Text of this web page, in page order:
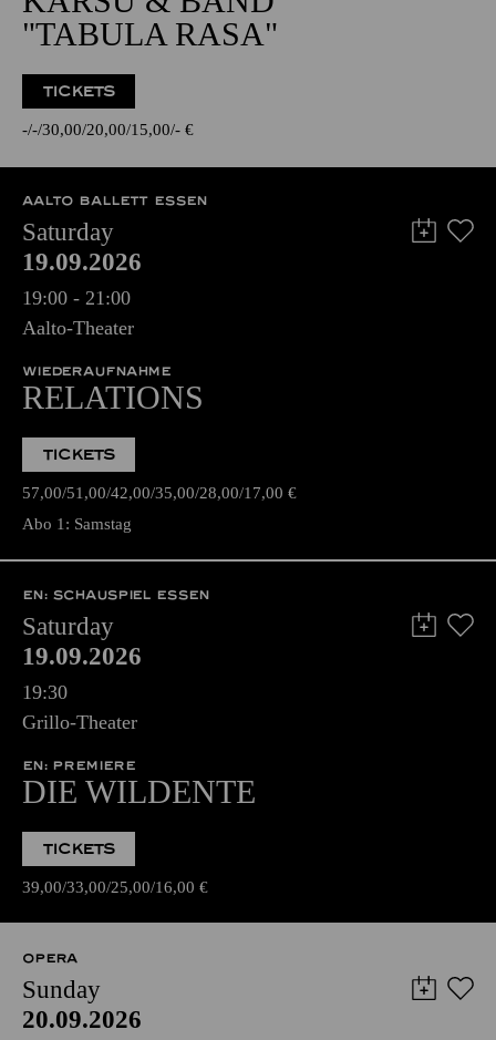
"TABULA RASA"
TICKETS
- - 30,00 20,00 15,00 - €
AALTO BALLETT ESSEN
Saturday
19.09.2026
19:00 - 21:00
Aalto-Theater
WIEDERAUFNAHME
RELATIONS
TICKETS
57,00 51,00 42,00 35,00 28,00 17,00 €
Abo 1: Samstag
EN: SCHAUSPIEL ESSEN
Saturday
19.09.2026
19:30
Grillo-Theater
EN: PREMIERE
DIE WILDENTE
TICKETS
39,00 33,00 25,00 16,00 €
OPERA
Sunday
20.09.2026